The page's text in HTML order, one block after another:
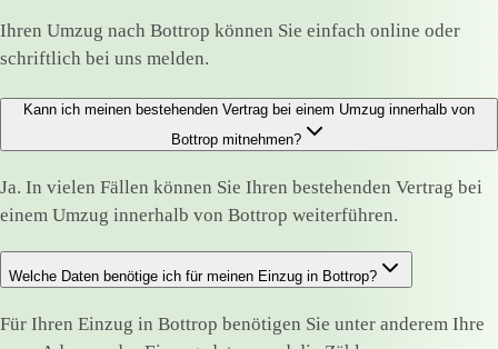
Ihren Umzug nach Bottrop können Sie einfach online oder
schriftlich bei uns melden.
Kann ich meinen bestehenden Vertrag bei einem Umzug innerhalb von
Bottrop mitnehmen?
Ja. In vielen Fällen können Sie Ihren bestehenden Vertrag bei
einem Umzug innerhalb von Bottrop weiterführen.
Welche Daten benötige ich für meinen Einzug in Bottrop?
Für Ihren Einzug in Bottrop benötigen Sie unter anderem Ihre